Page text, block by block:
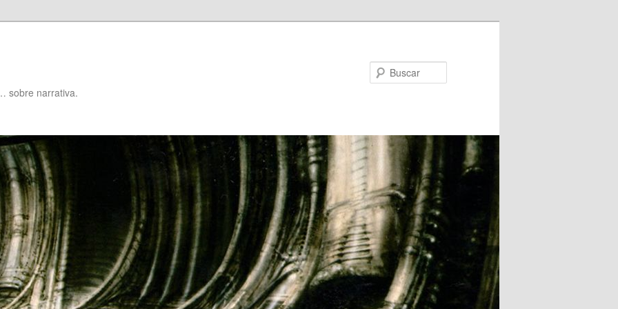
sobre narrativa.